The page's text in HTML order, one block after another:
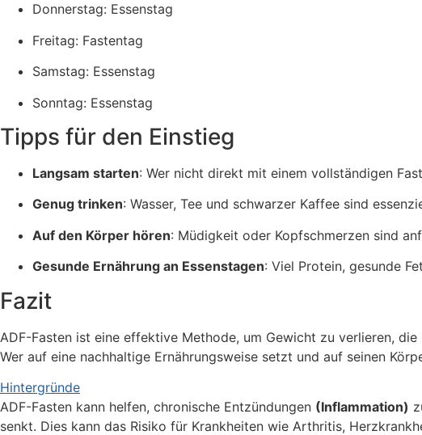
Donnerstag: Essenstag
Freitag: Fastentag
Samstag: Essenstag
Sonntag: Essenstag
Tipps für den Einstieg
Langsam starten: Wer nicht direkt mit einem vollständigen
Genug trinken: Wasser, Tee und schwarzer Kaffee sind
Auf den Körper hören: Müdigkeit oder Kopfschmerzen sind
Gesunde Ernährung an Essenstagen: Viel Protein, gesunde
Fazit
ADF-Fasten ist eine effektive Methode, um Gewicht zu verlieren,
Wer auf eine nachhaltige Ernährungsweise setzt und auf seinen
Hintergründe
ADF-Fasten kann helfen, chronische Entzündungen (Inflammation)
senkt. Dies kann das Risiko für Krankheiten wie Arthritis,